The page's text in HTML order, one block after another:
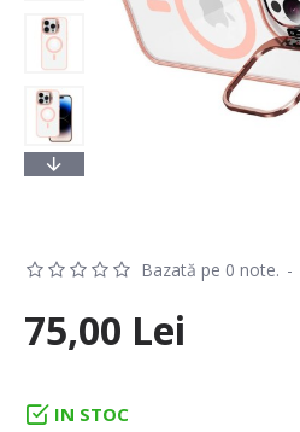
IN STOC
Bazată pe 0 note. -
75,00 Lei